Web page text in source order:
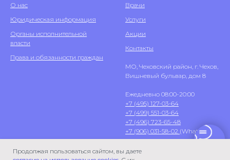
Продолжая пользоваться сайтом, вы даете
О нас
Юридическая информация
Органы исполнительной
власти
Права и обязанности граждан
Врачи
Услуги
Акции
Контакты
МО, Чеховский район, г. Чехов,
Вишневый бульвар, дом 8
Ежедневно 08:00-20:00
+7 (495) 127-03-64
+7 (499) 551-03-64
+7 (496) 723-65-48
+7 (906) 031-58-02 (WhatsApp)